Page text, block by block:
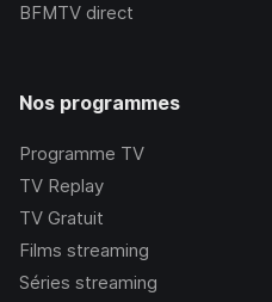
BFMTV direct
Nos programmes
Programme TV
TV Replay
TV Gratuit
Films streaming
Séries streaming